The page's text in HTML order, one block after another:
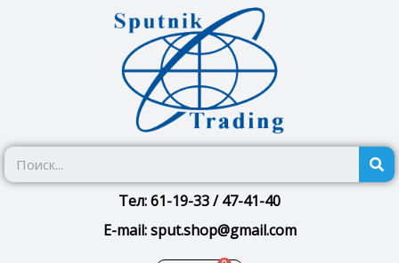
Тел: 61-19-33 / 47-41-40
E-mail: sput.shop@gmail.com